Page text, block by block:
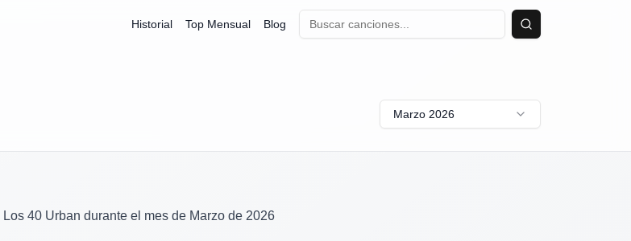
Historial Top Mensual Blog
Buscar
Marzo 2026
Los 40 Urban durante el mes de Marzo de 2026